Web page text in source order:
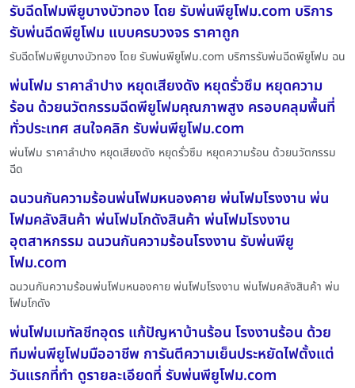
รับฉีดโฟมพียูบางบัวทอง โดย รับพ่นพียูโฟม.com บริการ
รับพ่นฉีดพียูโฟม แบบครบวงจร ราคาถูก
รับฉีดโฟมพียูบางบัวทอง โดย รับพ่นพียูโฟม.com บริการรับพ่นฉีดพียูโฟม ฉน
พ่นโฟม ราคาลำปาง หยุดเสียงดัง หยุดรั่วซึม หยุดความ
ร้อน ด้วยนวัตกรรมฉีดพียูโฟมคุณภาพสูง ครอบคลุมพื้นที่
ทั่วประเทศ สนใจคลิก รับพ่นพียูโฟม.com
พ่นโฟม ราคาลำปาง หยุดเสียงดัง หยุดรั่วซึม หยุดความร้อน ด้วยนวัตกรรม
ฉีด
ฉนวนกันความร้อนพ่นโฟมหนองคาย พ่นโฟมโรงงาน พ่น
โฟมคลังสินค้า พ่นโฟมโกดังสินค้า พ่นโฟมโรงงาน
อุตสาหกรรม ฉนวนกันความร้อนโรงงาน รับพ่นพียู
โฟม.com
ฉนวนกันความร้อนพ่นโฟมหนองคาย พ่นโฟมโรงงาน พ่นโฟมคลังสินค้า พ่น
โฟมโกดัง
พ่นโฟมเมทัลชีทอุดร แก้ปัญหาบ้านร้อน โรงงานร้อน ด้วย
ทีมพ่นพียูโฟมมืออาชีพ การันตีความเย็นประหยัดไฟตั้งแต่
วันแรกที่ทำ ดูรายละเอียดที่ รับพ่นพียูโฟม.com